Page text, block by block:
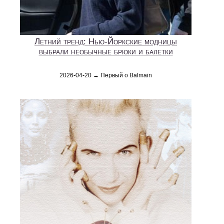
Летний тренд: Нью-Йоркские модницы
выбрали необычные брюки и балетки
2026-04-20 → Первый о Balmain